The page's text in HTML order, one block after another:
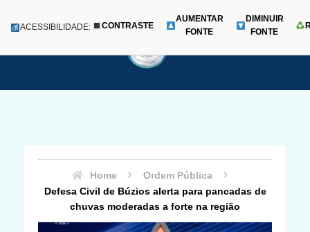
para
Menu
ACESSIBILIDADE: CONTRASTE
AUMENTAR
FONTE
DIMINUIR
FONTE
Home
Ordem Pública
Defesa Civil de Búzios alerta para pancadas de
chuvas moderadas a forte na região